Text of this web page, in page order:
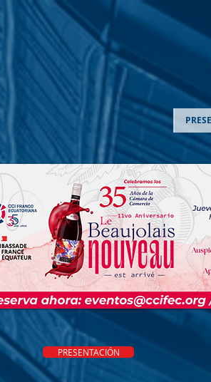
PRESENTACIÓN